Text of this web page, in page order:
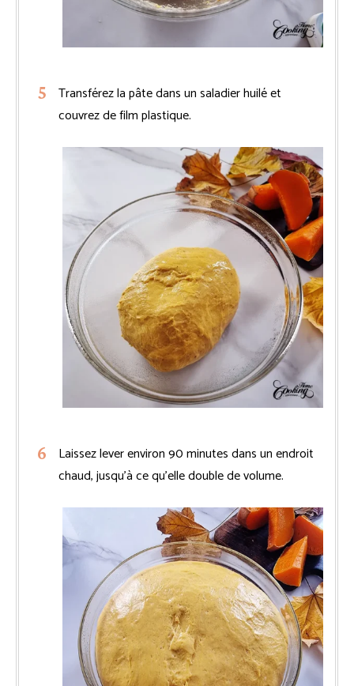
Transférez la pâte dans un saladier huilé et
couvrez de film plastique.
Laissez lever environ 90 minutes dans un endroit
chaud, jusqu’à ce qu’elle double de volume.